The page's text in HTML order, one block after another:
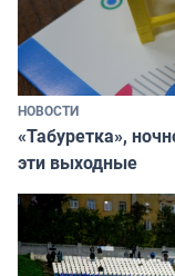
НОВОСТИ
«Табуретка»,
эти выходные